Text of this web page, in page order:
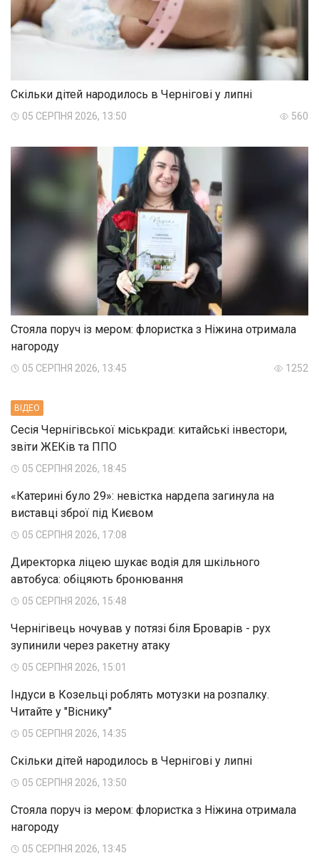
Скільки дітей народилось в Чернігові у липні
05 СЕРПНЯ 2026, 13:50 560
Стояла поруч із мером: флористка з Ніжина отримала
нагороду
05 СЕРПНЯ 2026, 13:45 1252
ВIДЕО
Сесія Чернігівської міськради: китайські інвестори,
звіти ЖЕКів та ППО
05 СЕРПНЯ 2026, 18:45
«Катерині було 29»: невістка нардепа загинула на
виставці зброї під Києвом
05 СЕРПНЯ 2026, 17:08
Директорка ліцею шукає водія для шкільного
автобуса: обіцяють бронювання
05 СЕРПНЯ 2026, 15:48
Чернігівець ночував у потязі біля Броварів - рух
зупинили через ракетну атаку
05 СЕРПНЯ 2026, 15:01
Індуси в Козельці роблять мотузки на розпалку.
Читайте у "Віснику"
05 СЕРПНЯ 2026, 14:35
Скільки дітей народилось в Чернігові у липні
05 СЕРПНЯ 2026, 13:50
Стояла поруч із мером: флористка з Ніжина отримала
нагороду
05 СЕРПНЯ 2026, 13:45